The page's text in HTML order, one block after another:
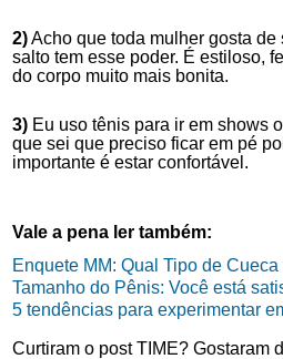
2) Acho que toda mulher gosta
salto tem esse poder. É estiloso,
do corpo muito mais bonita.
3) Eu uso tênis para ir em shows
que sei que preciso ficar em pé
importante é estar confortável.
Vale a pena ler também:
Enquete MM: Qual Tipo de
Tamanho do Pênis: Você está
5 tendências para experimentar
Curtiram o post TIME? Gostaram